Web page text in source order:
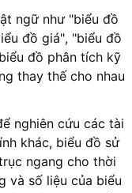
ngữ như "biểu đồ
đồ giá", "biểu đồ
đồ phân tích kỹ
thay thế cho nhau
nghiên cứu các tài
khác, biểu đồ sử
ngang cho thời
và số liệu của biểu